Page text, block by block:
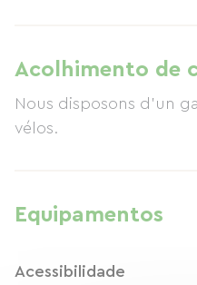
Acolhimento de
Nous disposons d'un
vélos.
Equipamentos
Acessibilidade